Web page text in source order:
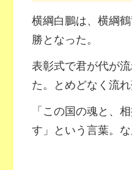
横綱白鵬は、横綱
勝となった。
表彰式で君が代が
た。とめどなく流れ
「この国の魂と、
す」という言葉。